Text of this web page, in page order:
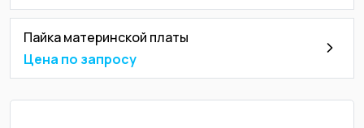
Пайка материнской платы
Цена по запросу